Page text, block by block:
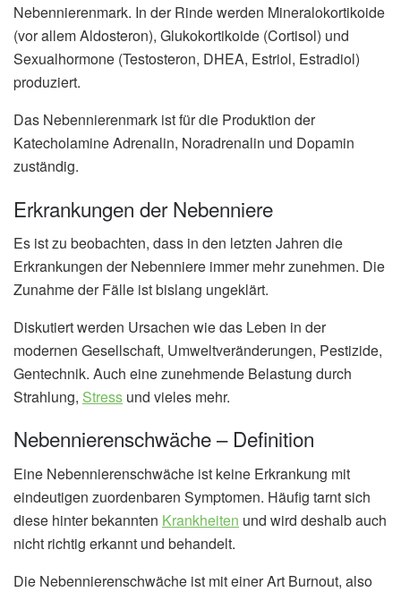
Nebennierenmark. In der Rinde werden Mineralokortikoide
(vor allem Aldosteron), Glukokortikoide (Cortisol) und
Sexualhormone (Testosteron, DHEA, Estriol, Estradiol)
produziert.
Das Nebennierenmark ist für die Produktion der
Katecholamine Adrenalin, Noradrenalin und Dopamin
zuständig.
Erkrankungen der Nebenniere
Es ist zu beobachten, dass in den letzten Jahren die
Erkrankungen der Nebenniere immer mehr zunehmen. Die
Zunahme der Fälle ist bislang ungeklärt.
Diskutiert werden Ursachen wie das Leben in der
modernen Gesellschaft, Umweltveränderungen, Pestizide,
Gentechnik. Auch eine zunehmende Belastung durch
Strahlung, Stress und vieles mehr.
Nebennierenschwäche – Definition
Eine Nebennierenschwäche ist keine Erkrankung mit
eindeutigen zuordenbaren Symptomen. Häufig tarnt sich
diese hinter bekannten Krankheiten und wird deshalb auch
nicht richtig erkannt und behandelt.
Die Nebennierenschwäche ist mit einer Art Burnout, also